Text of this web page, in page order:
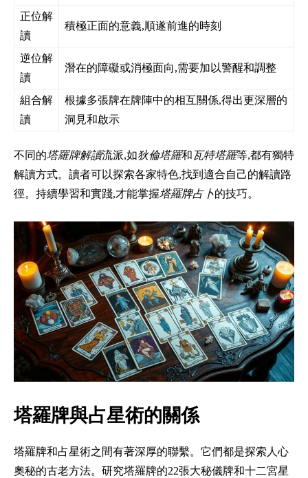
正位解
讀
積極正面的意義,順遂前進的時刻
逆位解
讀
潛在的障礙或消極面向,需要加以警醒和調整
組合解
讀
根據多張牌在牌陣中的相互關係,得出更深層的
洞見和啟示
不同的塔羅牌解讀流派,如狄倫塔羅和 瓦特塔羅等,都有獨特
解讀方式。讀者可以探索各家特色,找到適合自己的解讀路
徑。持續學習和實踐,才能掌握塔羅牌占卜的技巧。
塔羅牌與占星術的關係
塔羅牌和占星術之間有著深厚的聯繫。它們都是探索人心
奧秘的古老方法。研究塔羅牌的22張大秘儀牌和十二宮星